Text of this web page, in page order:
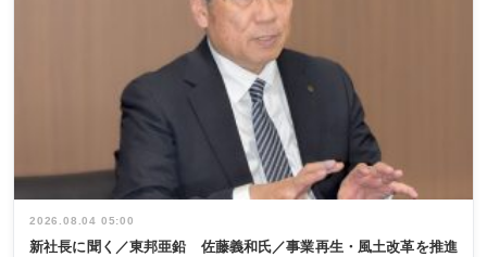
2026.08.04 05:00
新社長に聞く／東邦亜鉛 佐藤義和氏／事業再生・風土改革を推進